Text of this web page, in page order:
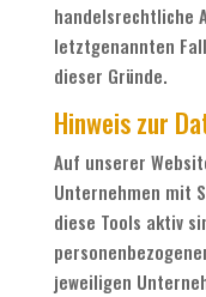
handelsrechtliche
letztgenannten
dieser Gründe.
Hinweis zur
Auf unserer
Unternehmen mit
diese Tools aktiv
jeweiligen